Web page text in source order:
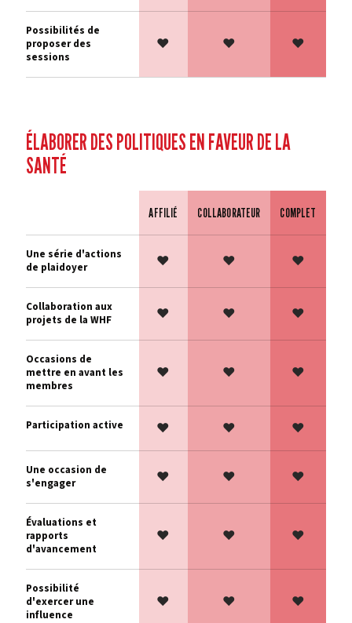
Possibilités de
proposer des
sessions
♥ ♥ ♥
ÉLABORER DES POLITIQUES EN FAVEUR DE LA
SANTÉ
AFFILIÉ COLLABORATEUR COMPLET
Une série d'actions
de plaidoyer
♥ ♥ ♥
Collaboration aux
projets de la WHF
♥ ♥ ♥
Occasions de
mettre en avant les
membres
♥ ♥ ♥
Participation active ♥ ♥ ♥
Une occasion de
s'engager
♥ ♥ ♥
Évaluations et
rapports
d'avancement
♥ ♥ ♥
Possibilité
d'exercer une
influence
♥ ♥ ♥